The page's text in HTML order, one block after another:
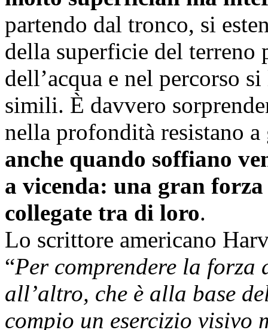
partendo dal tronco, si
della superficie del
dell’acqua e nel percorso
simili. È davvero
nella profondità resistano
anche quando soffiano
a vicenda: una gran
collegate tra di loro.
Lo scrittore americano
“Per comprendere la forza
all’altro, che è alla base
compio un esercizio visivo